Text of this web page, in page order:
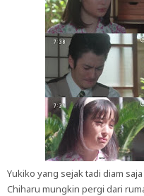
Yukiko yang sejak tadi diam
Chiharu mungkin pergi dari